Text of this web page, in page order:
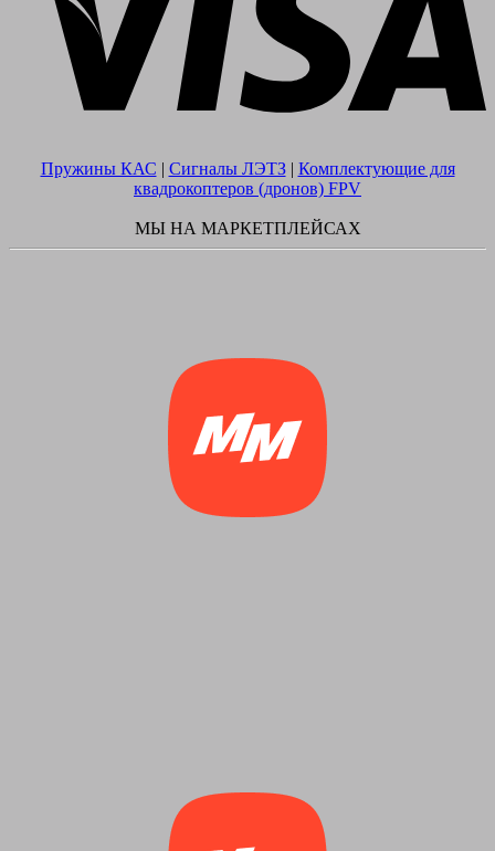
Пружины КАС | Сигналы ЛЭТЗ| Комплектующие для
квадрокоптеров (дронов) FPV
МЫ НА МАРКЕТПЛЕЙСАХ